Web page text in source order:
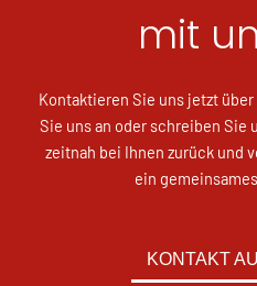
mit
Kontaktieren Sie uns jetzt
Sie uns an oder schreiben Sie
zeitnah bei Ihnen zurück und
ein
KONTAKT